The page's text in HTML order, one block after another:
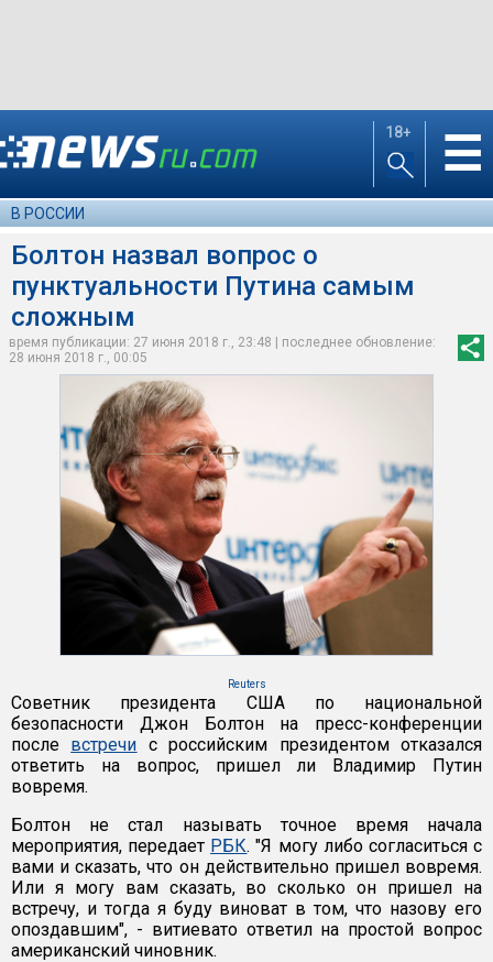
18+ ☰
В РОССИИ
Болтон назвал вопрос о
пунктуальности Путина самым
сложным
время публикации: 27 июня 2018 г., 23:48 | последнее обновление:
28 июня 2018 г., 00:05
Reuters
Советник президента США по национальной
безопасности Джон Болтон на пресс-конференции
после встречи с российским президентом отказался
ответить на вопрос, пришел ли Владимир Путин
вовремя.
Болтон не стал называть точное время начала
мероприятия, передает РБК. "Я могу либо согласиться с
вами и сказать, что он действительно пришел вовремя.
Или я могу вам сказать, во сколько он пришел на
встречу, и тогда я буду виноват в том, что назову его
опоздавшим", - витиевато ответил на простой вопрос
американский чиновник.